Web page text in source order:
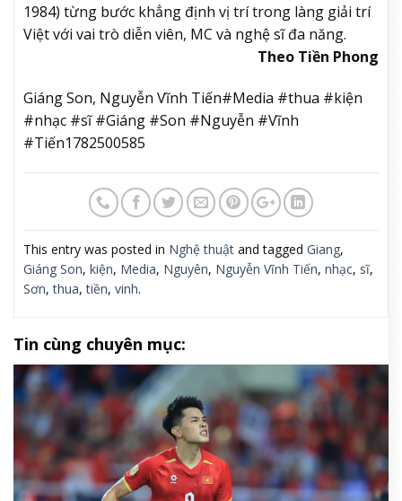
1984) từng bước khẳng định vị trí trong làng giải trí
Việt với vai trò diễn viên, MC và nghệ sĩ đa năng.
Theo Tiền Phong
Giáng Son, Nguyễn Vĩnh Tiến#Media #thua #kiện
#nhạc #sĩ #Giáng #Son #Nguyễn #Vĩnh
#Tiến1782500585
This entry was posted in Nghệ thuật and tagged Giang,
Giáng Son, kiện, Media, Nguyên, Nguyễn Vĩnh Tiến, nhạc, sĩ,
Sơn,thua,tiền, vinh.
Tin cùng chuyên mục: